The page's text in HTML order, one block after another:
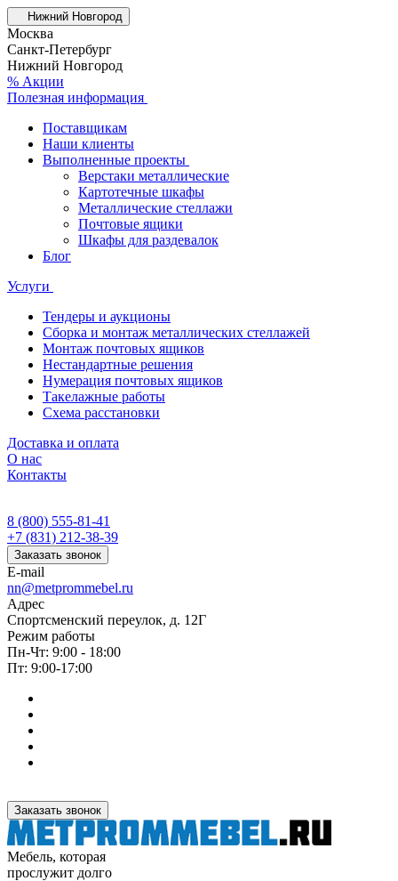
Нижний Новгород
Москва
Санкт-Петербург
Нижний Новгород
% Акции
Полезная информация
Поставщикам
Наши клиенты
Выполненные проекты
Верстаки металлические
Картотечные шкафы
Металлические стеллажи
Почтовые ящики
Шкафы для раздевалок
Блог
Услуги
Тендеры и аукционы
Сборка и монтаж металлических стеллажей
Монтаж почтовых ящиков
Нестандартные решения
Нумерация почтовых ящиков
Такелажные работы
Схема расстановки
Доставка и оплата
О нас
Контакты
8 (800) 555-81-41
+7 (831) 212-38-39
Заказать звонок
E-mail
nn@metprommebel.ru
Адрес
Спортсменский переулок, д. 12Г
Режим работы
Пн-Чт: 9:00 - 18:00
Пт: 9:00-17:00
Заказать звонок
Мебель, которая
прослужит долго